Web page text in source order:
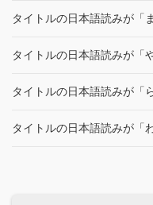
タイトルの日本語読みが「
タイトルの日本語読みが「
タイトルの日本語読みが「
タイトルの日本語読みが「